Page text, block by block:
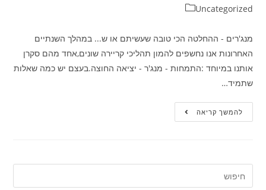
Uncategorized
מנג'רים - ההחלטה הכי טובה שעשיתם או ש... במהלך השנתיים
האחרונות אנו נחשפים להמון תהליכי קריירה שונים,אחד מהם סקרן
אותנו במיוחד :התמחות - מנג'ר - יציאה החוצה.בעצם יש כמה שאלות
שתמיד…
להמשך קריאה